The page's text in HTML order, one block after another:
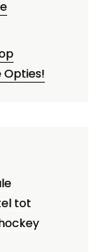
Opties!
tot